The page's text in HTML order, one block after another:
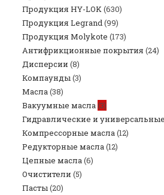
Продукция HY-LOK(630)
Продукция Legrand(99)
Продукция Molykote (173)
Антифрикционные покрытия (24)
Дисперсии (8)
Компаунды(3)
Масла(38)
Вакуумные масла(3)
Гидравлические и
Компрессорные масла(12)
Редукторные масла(12)
Цепные масла(6)
Очистители (5)
Пасты(20)